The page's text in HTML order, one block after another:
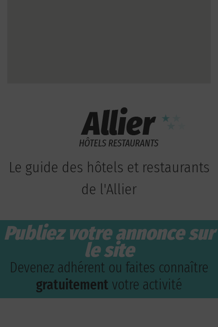
Le guide des hôtels et restaurants
de l'Allier
Publiez votre annonce sur
le site
Devenez adhérent ou faites connaître
gratuitement votre activité